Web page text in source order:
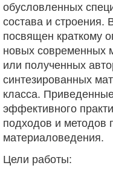
обусловленных
состава и строения.
посвящен краткому
новых современных
или полученных
синтезированных
класса.
эффективного
подходов и методов
материаловедения.
Цели работы: